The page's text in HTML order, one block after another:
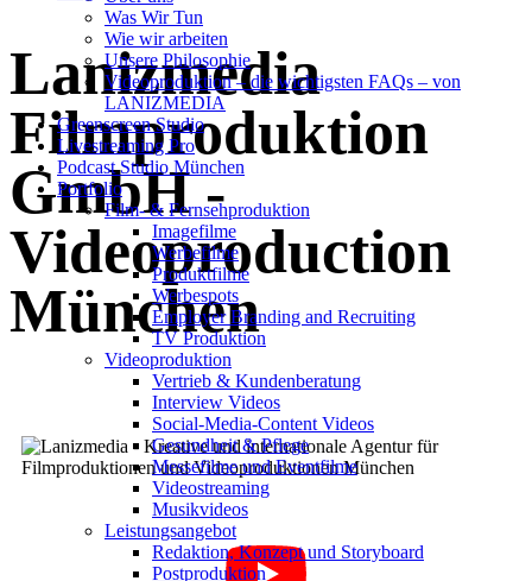
Was Wir Tun
Wie wir arbeiten
Unsere Philosophie
Videoproduktion – die wichtigsten FAQs – von
LANIZMEDIA
Greenscreen Studio
Livestreaming Pro
Podcast Studio München
Portfolio
Film- & Fernsehproduktion
Imagefilme
Werbefilme
Produktfilme
Werbespots
Employer Branding and Recruiting
TV Produktion
Videoproduktion
Vertrieb & Kundenberatung
Interview Videos
Social-Media-Content Videos
Gesundheit & Pflege
Mes­se­filme und Eventfilme
Video­strea­ming
Musikvideos
Leis­tungs­an­ge­bot
Redak­ti­on, Kon­zept und Storyboard
Post­pro­duk­ti­on
Lanizmedia
Filmproduktion
GmbH -
Videoproduction
München